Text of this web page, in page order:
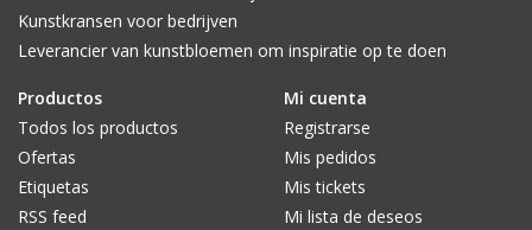
Kunstkransen voor bedrijven
Leverancier van kunstbloemen om inspiratie op te doen
Productos
Todos los productos
Ofertas
Etiquetas
RSS feed
Mi cuenta
Registrarse
Mis pedidos
Mis tickets
Mi lista de deseos